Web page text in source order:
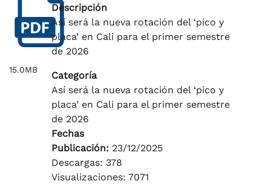
15.0MB
Descripción
Así será la nueva rotación del ‘pico y
placa’ en Cali para el primer semestre
de 2026
Categoría
Así será la nueva rotación del ‘pico y
placa’ en Cali para el primer semestre
de 2026
Fechas
Publicación: 23/12/2025
Descargas: 378
Visualizaciones: 7071